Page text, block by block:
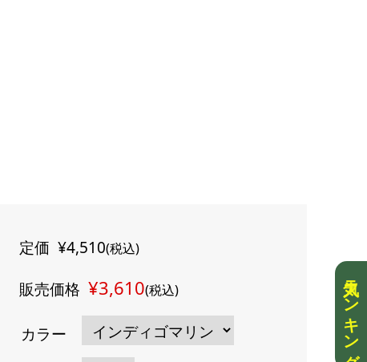
人気ランキング
定価¥4,510(税込)
販売価格¥3,610(税込)
カラー